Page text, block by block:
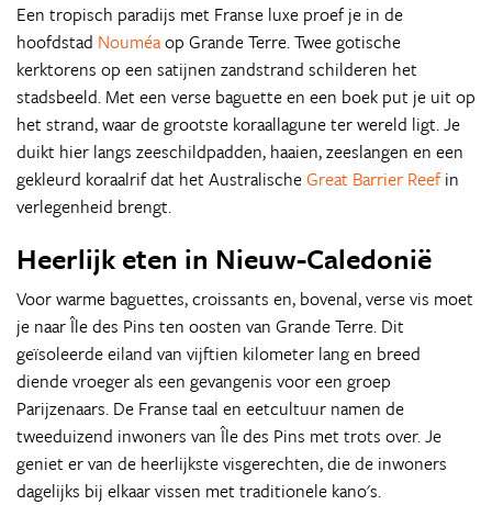
Een tropisch paradijs met Franse luxe proef je in de
hoofdstad Nouméaop Grande Terre. Twee gotische
kerktorens op een satijnen zandstrand schilderen het
stadsbeeld. Met een verse baguette en een boek put je uit op
het strand, waar de grootste koraallagune ter wereld ligt. Je
duikt hier langs zeeschildpadden, haaien, zeeslangen en een
gekleurd koraalrif dat het AustralischeGreat Barrier Reefin
verlegenheid brengt.
Heerlijk eten in Nieuw-Caledonië
Voor warme baguettes, croissants en, bovenal, verse vis moet
je naar Île des Pins ten oosten van Grande Terre. Dit
geïsoleerde eiland van vijftien kilometer lang en breed
diende vroeger als een gevangenis voor een groep
Parijzenaars. De Franse taal en eetcultuur namen de
tweeduizend inwoners van Île des Pins met trots over. Je
geniet er van de heerlijkste visgerechten, die de inwoners
dagelijks bij elkaar vissen met traditionele kano's.